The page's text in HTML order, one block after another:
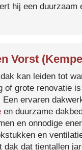
hij een duurzaam
Vorst
kan leiden tot
of grote renovatie
Een ervaren
en duurzame
en onnodige
en
dat tientallen